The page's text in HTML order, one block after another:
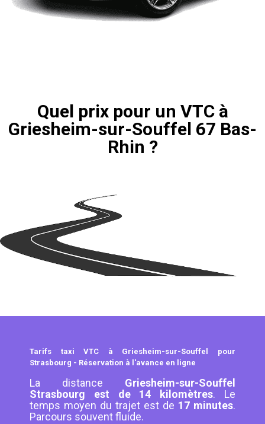
Quel prix pour un VTC à
Griesheim-sur-Souffel 67 Bas-
Rhin ?
Tarifs taxi VTC à Griesheim-sur-Souffel pour
Strasbourg - Réservation à l'avance en ligne
La distance Griesheim-sur-Souffel
Strasbourg est de 14 kilomètres. Le
temps moyen du trajet est de 17 minutes.
Parcours souvent fluide.